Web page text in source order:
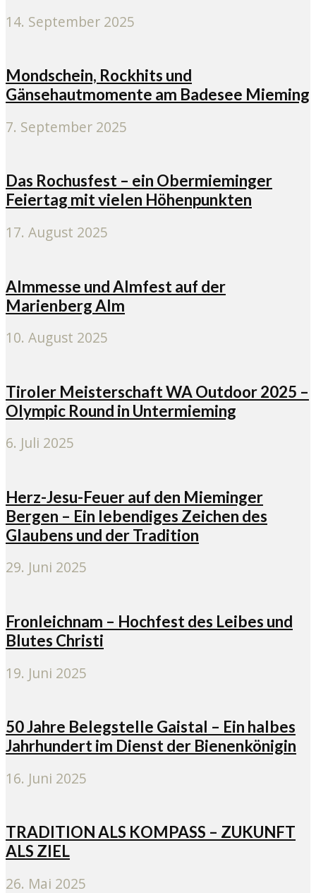
14. September 2025
Mondschein, Rockhits und
Gänsehautmomente am Badesee Mieming
7. September 2025
Das Rochusfest – ein Obermieminger
Feiertag mit vielen Höhenpunkten
17. August 2025
Almmesse und Almfest auf der
Marienberg Alm
10. August 2025
Tiroler Meisterschaft WA Outdoor 2025 –
Olympic Round in Untermieming
6. Juli 2025
Herz-Jesu-Feuer auf den Mieminger
Bergen – Ein lebendiges Zeichen des
Glaubens und der Tradition
29. Juni 2025
Fronleichnam – Hochfest des Leibes und
Blutes Christi
19. Juni 2025
50 Jahre Belegstelle Gaistal – Ein halbes
Jahrhundert im Dienst der Bienenkönigin
16. Juni 2025
TRADITION ALS KOMPASS – ZUKUNFT
ALS ZIEL
26. Mai 2025